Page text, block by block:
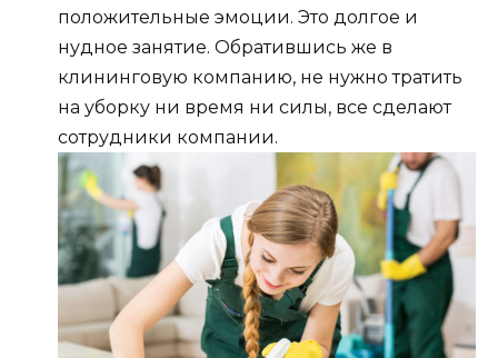
положительные эмоции. Это долгое и
нудное занятие. Обратившись же в
клининговую компанию, не нужно тратить
на уборку ни время ни силы, все сделают
сотрудники компании.